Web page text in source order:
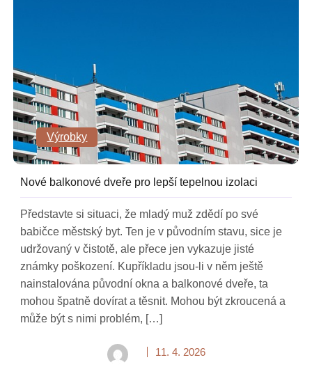
Výrobky
Nové balkonové dveře pro lepší tepelnou izolaci
Představte si situaci, že mladý muž zdědí po své
babičce městský byt. Ten je v původním stavu, sice je
udržovaný v čistotě, ale přece jen vykazuje jisté
známky poškození. Kupříkladu jsou-li v něm ještě
nainstalována původní okna a balkonové dveře, ta
mohou špatně dovírat a těsnit. Mohou být zkroucená a
může být s nimi problém, […]
11. 4. 2026